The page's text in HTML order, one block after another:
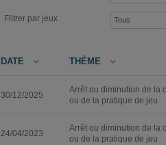
Filtrer par jeux
DATE THÈME
30/12/2025
Arrêt ou diminution de la
ou de la pratique de jeu
24/04/2023
Arrêt ou diminution de la
ou de la pratique de jeu